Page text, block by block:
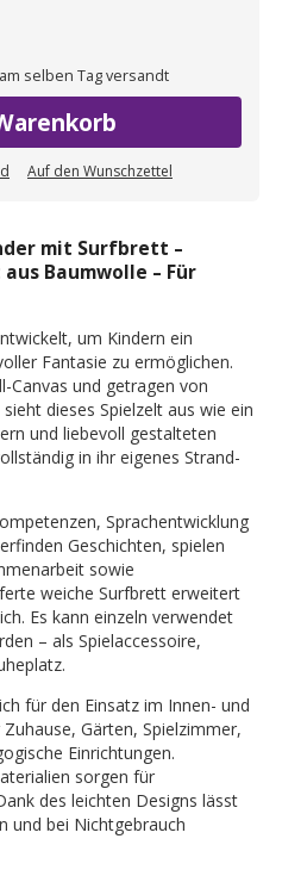
selben Tag versandt
Auf den Wunschzettel
mit Surfbrett –
Baumwolle – Für
um Kindern ein
Fantasie zu ermöglichen.
Canvas und getragen von
dieses Spielzelt aus wie ein
und liebevoll gestalteten
in ihr eigenes Strand-
Sprachentwicklung
Geschichten, spielen
sowie
weiche Surfbrett erweitert
Es kann einzeln verwendet
– als Spielaccessoire,
für den Einsatz im Innen- und
Gärten, Spielzimmer,
Einrichtungen.
sorgen für
des leichten Designs lässt
und bei Nichtgebrauch